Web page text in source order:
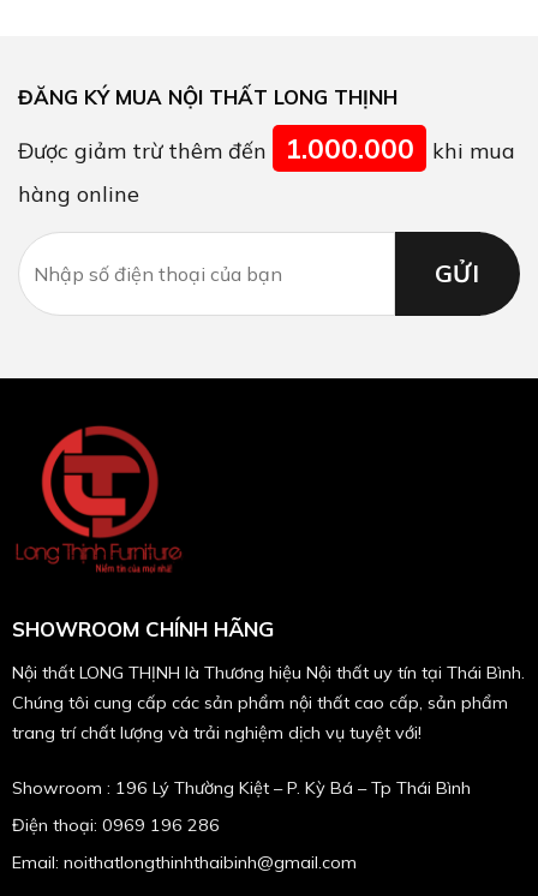
ĐĂNG KÝ MUA NỘI THẤT LONG THỊNH
Được giảm trừ thêm đến 1.000.000
khi mua
hàng online
SHOWROOM CHÍNH HÃNG
Nội thất LONG THỊNH là Thương hiệu Nội thất uy tín tại Thái Bình.
Chúng tôi cung cấp các sản phẩm nội thất cao cấp, sản phẩm
trang trí chất lượng và trải nghiệm dịch vụ tuyệt với!
Showroom : 196 Lý Thường Kiệt – P. Kỳ Bá – Tp Thái Bình
Điện thoại: 0969 196 286
Email: noithatlongthinhthaibinh@gmail.com